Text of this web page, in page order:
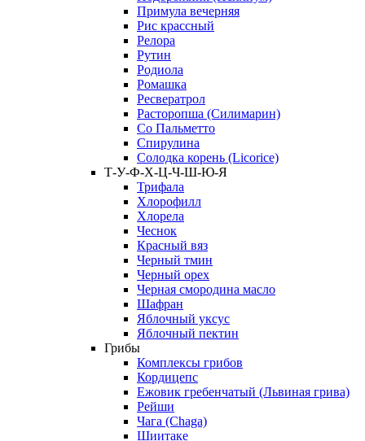
Примула вечерняя
Рис крассный
Релора
Рутин
Родиола
Ромашка
Ресвератрол
Расторопша (Силимарин)
Со Пальметто
Спирулина
Солодка корень (Licorice)
Т-У-Ф-Х-Ц-Ч-Ш-Ю-Я
Трифала
Хлорофилл
Хлорела
Чеснок
Красный вяз
Черный тмин
Черный орех
Черная смородина масло
Шафран
Яблочный уксус
Яблочный пектин
Грибы
Комплексы грибов
Кордицепс
Ежовик гребенчатый (Львиная грива)
Рейши
Чага (Chaga)
Шиитаке